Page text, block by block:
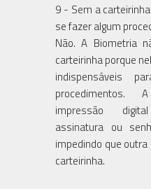
9 - Sem a
se fazer algum
Não. A Biometria
carteirinha porque
indispensáveis
procedimentos.
impressão
assinatura ou
impedindo que
carteirinha.